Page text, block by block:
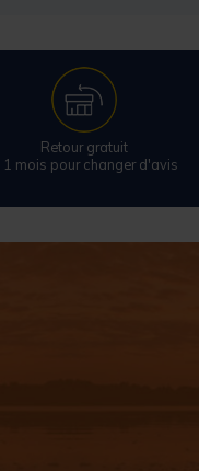
Retour gratuit
1 mois pour changer d'avis